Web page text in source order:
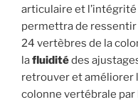
articulaire et
permettra de ressentir
24 vertèbres de la
lafluiditédes
retrouver et améliorer
colonne vertébrale par